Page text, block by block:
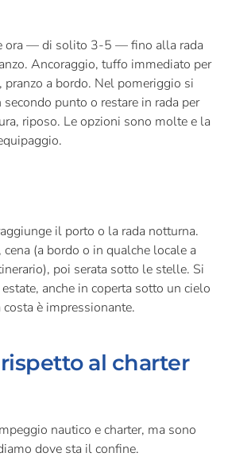
ora — di solito 3-5 — fino alla rada
Ancoraggio, tuffo immediato per
a bordo. Nel pomeriggio si
punto o restare in rada per
riposo. Le opzioni sono molte e la
il porto o la rada notturna.
(a bordo o in qualche locale a
poi serata sotto le stelle. Si
anche in coperta sotto un cielo
è impressionante.
al charter
nautico e charter, ma sono
dove sta il confine.